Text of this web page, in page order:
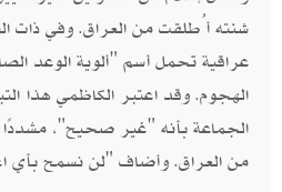
شنته أُطلقت من العراق. وفي ذات
عراقية تحمل أسم "ألوية الوعد
الهجوم. وقد اعتبر الكاظمي هذا
الجماعة بأنه "غير صحيح"،
من العراق. وأضاف "لن نسمح بأي